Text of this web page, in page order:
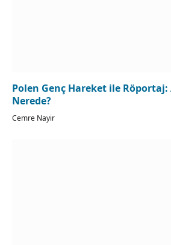
Polen Genç Hareket ile Röportaj:
Nerede?
Cemre Nayir